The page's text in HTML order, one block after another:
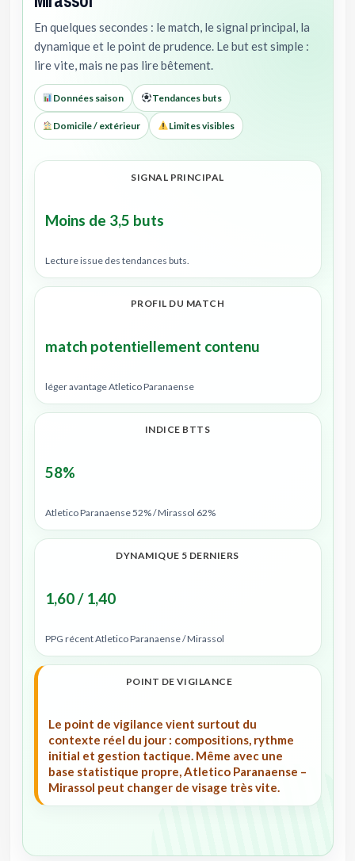
En quelques secondes : le match, le signal principal, la
dynamique et le point de prudence. Le but est simple :
lire vite, mais ne pas lire bêtement.
Données saison Tendances buts
Domicile / extérieur Limites visibles
SIGNAL PRINCIPAL
Moins de 3,5 buts
Lecture issue des tendances buts.
PROFIL DU MATCH
match potentiellement contenu
léger avantage Atletico Paranaense
INDICE BTTS
58%
Atletico Paranaense 52% / Mirassol 62%
DYNAMIQUE 5 DERNIERS
1,60 / 1,40
PPG récent Atletico Paranaense / Mirassol
POINT DE VIGILANCE
Le point de vigilance vient surtout du
contexte réel du jour : compositions, rythme
initial et gestion tactique. Même avec une
base statistique propre, Atletico Paranaense –
Mirassol peut changer de visage très vite.